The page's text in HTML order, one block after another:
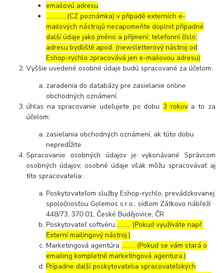
emailovú adresu
…………..(CZ poznámka) v případě externích e-
mailových nástrojů nezapomeňte doplnit případné
další údaje jako jméno a příjmení; telefonní číslo;
adresu bydliště apod. (newsletterový nástroj od
Eshop-rychlo zpracovává jen e-mailovou adresu)
Vyššie uvedené osobné údaje budú spracované za účelom:
zaradenia do databázy pre zasielanie online
obchodných oznámení.
úhlas na spracovanie udeľujete po dobu3 rokova to za
účelom:
zasielania obchodných oznámení, ak túto dobu
nepredĺžite
Spracovanie osobných údajov je vykonávané Správcom
osobných údajov, osobné údaje však môžu spracovávať aj
títo spracovatelia:
Poskytovateľom služby Eshop-rychlo, prevádzkovanej
spoločnosťou Golemos s.r.o., sídlom Zátkovo nábřeží
448/73, 370 01, České Budějovice, ČR
Poskytovateľ softvéru……… (Pokud využíváte např.
Externí mailingový nástroj.)
Marketingová agentúra……… (Pokud se vám stará o
emailing kompletně marketingová agentura.)
Prípadne ďalší poskytovatelia spracovateľských